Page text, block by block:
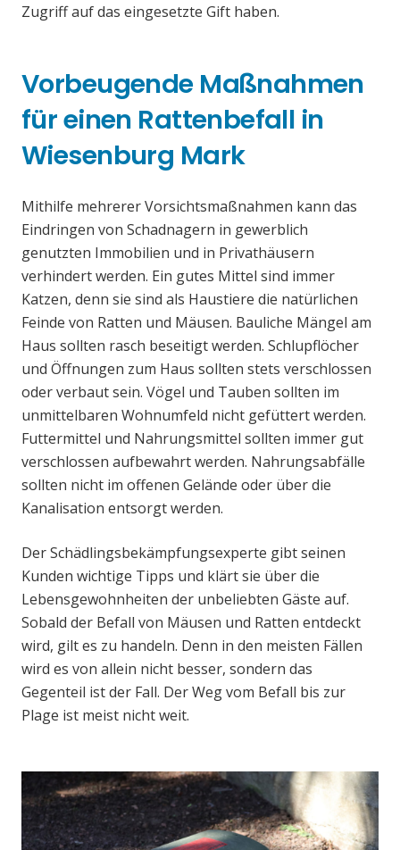
Zugriff auf das eingesetzte Gift haben.
Vorbeugende Maßnahmen
für einen Rattenbefall in
Wiesenburg Mark
Mithilfe mehrerer Vorsichtsmaßnahmen kann das
Eindringen von Schadnagern in gewerblich
genutzten Immobilien und in Privathäusern
verhindert werden. Ein gutes Mittel sind immer
Katzen, denn sie sind als Haustiere die natürlichen
Feinde von Ratten und Mäusen. Bauliche Mängel am
Haus sollten rasch beseitigt werden. Schlupflöcher
und Öffnungen zum Haus sollten stets verschlossen
oder verbaut sein. Vögel und Tauben sollten im
unmittelbaren Wohnumfeld nicht gefüttert werden.
Futtermittel und Nahrungsmittel sollten immer gut
verschlossen aufbewahrt werden. Nahrungsabfälle
sollten nicht im offenen Gelände oder über die
Kanalisation entsorgt werden.
Der Schädlingsbekämpfungsexperte gibt seinen
Kunden wichtige Tipps und klärt sie über die
Lebensgewohnheiten der unbeliebten Gäste auf.
Sobald der Befall von Mäusen und Ratten entdeckt
wird, gilt es zu handeln. Denn in den meisten Fällen
wird es von allein nicht besser, sondern das
Gegenteil ist der Fall. Der Weg vom Befall bis zur
Plage ist meist nicht weit.